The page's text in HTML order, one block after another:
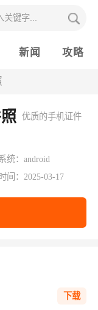
新闻 攻略
优质的手机证件
统：android
时间：2025-03-17
下载